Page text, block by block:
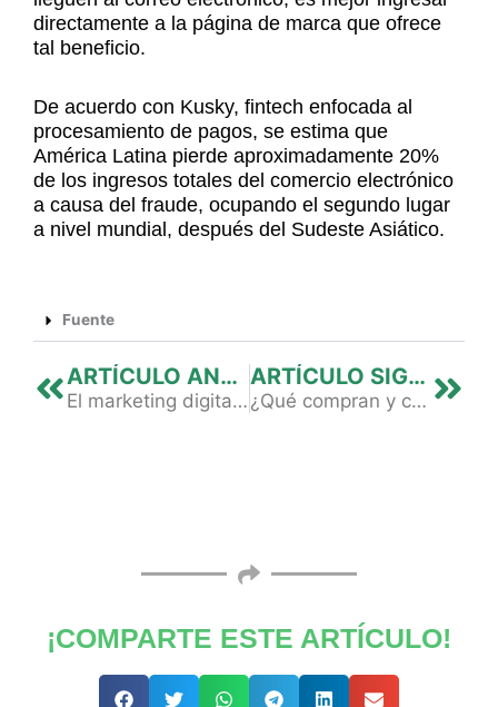
directamente a la página de marca que ofrece
tal beneficio.
De acuerdo con Kusky, fintech enfocada al
procesamiento de pagos, se estima que
América Latina pierde aproximadamente 20%
de los ingresos totales del comercio electrónico
a causa del fraude, ocupando el segundo lugar
a nivel mundial, después del Sudeste Asiático.
Fuente
Previo ARTÍCULO ANTERIOR
El marketing digital evoluciona y los emprendedores deben estar preparados
ARTÍCULO SIGUIENTE
¿Qué compran y cómo pagan los consumidores en línea?
¡COMPARTE ESTE ARTÍCULO!